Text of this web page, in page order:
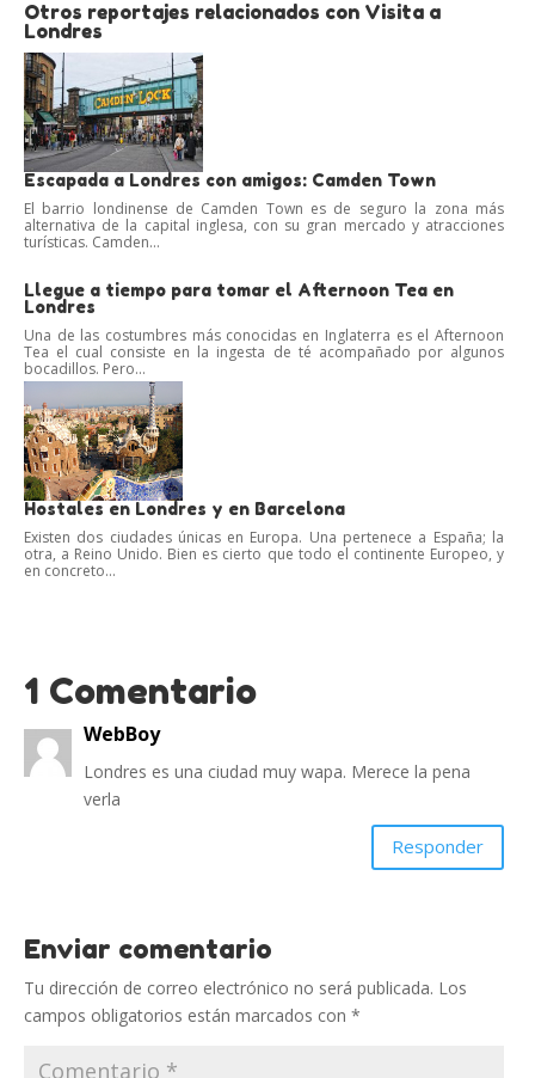
Otros reportajes relacionados con Visita a
Londres
Escapada a Londres con amigos: Camden Town
El barrio londinense de Camden Town es de seguro la zona más
alternativa de la capital inglesa, con su gran mercado y atracciones
turísticas. Camden...
Llegue a tiempo para tomar el Afternoon Tea en
Londres
Una de las costumbres más conocidas en Inglaterra es el Afternoon
Tea el cual consiste en la ingesta de té acompañado por algunos
bocadillos. Pero...
Hostales en Londres y en Barcelona
Existen dos ciudades únicas en Europa. Una pertenece a España; la
otra, a Reino Unido. Bien es cierto que todo el continente Europeo, y
en concreto...
1 Comentario
WebBoy
Londres es una ciudad muy wapa. Merece la pena
verla
Responder
Enviar comentario
Tu dirección de correo electrónico no será publicada. Los
campos obligatorios están marcados con *